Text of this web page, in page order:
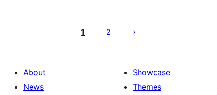
1 2
About
News
Showcase
Themes